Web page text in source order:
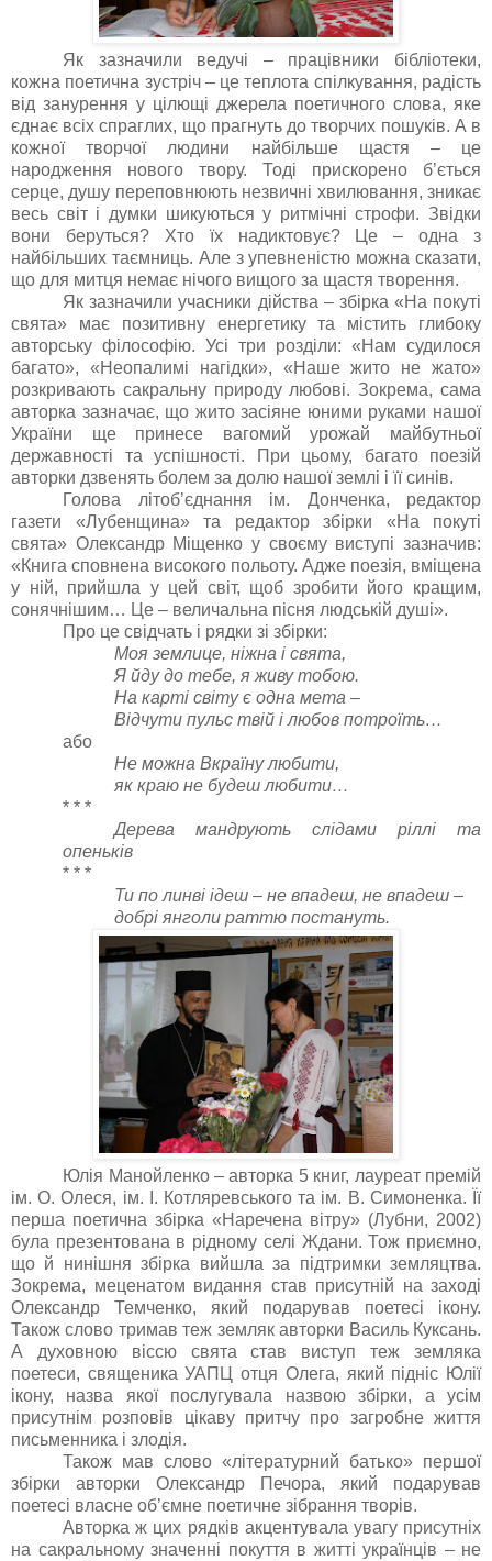
Як зазначили ведучі – працівники бібліотеки,
кожна поетична зустріч – це теплота спілкування, радість
від занурення у цілющі джерела поетичного слова, яке
єднає всіх спраглих, що прагнуть до творчих пошуків. А в
кожної творчої людини найбільше щастя – це
народження нового твору. Тоді прискорено б’ється
серце, душу переповнюють незвичні хвилювання, зникає
весь світ і думки шикуються у ритмічні строфи. Звідки
вони беруться? Хто їх надиктовує? Це – одна з
найбільших таємниць. Але з упевненістю можна сказати,
що для митця немає нічого вищого за щастя творення.
Як зазначили учасники дійства – збірка «На покуті
свята» має позитивну енергетику та містить глибоку
авторську філософію. Усі три розділи: «Нам судилося
багато», «Неопалимі нагідки», «Наше жито не жато»
розкривають сакральну природу любові. Зокрема, сама
авторка зазначає, що жито засіяне юними руками нашої
України ще принесе вагомий урожай майбутньої
державності та успішності. При цьому, багато поезій
авторки дзвенять болем за долю нашої землі і її синів.
Голова літоб’єднання ім. Донченка, редактор
газети «Лубенщина» та редактор збірки «На покуті
свята» Олександр Міщенко у своєму виступі зазначив:
«Книга сповнена високого польоту. Адже поезія, вміщена
у ній, прийшла у цей світ, щоб зробити його кращим,
сонячнішим… Це – величальна пісня людській душі».
Про це свідчать і рядки зі збірки:
Моя землице, ніжна і свята,
Я йду до тебе, я живу тобою.
На карті світу є одна мета –
Відчути пульс твій і любов потроїть…
або
Не можна Вкраїну любити,
як краю не будеш любити…
* * *
Дерева мандрують слідами ріллі та
опеньків
* * *
Ти по линві ідеш – не впадеш, не впадеш –
добрі янголи раттю постануть.
Юлія Манойленко – авторка 5 книг, лауреат премій
ім. О. Олеся, ім. І. Котляревського та ім. В. Симоненка. Її
перша поетична збірка «Наречена вітру» (Лубни, 2002)
була презентована в рідному селі Ждани. Тож приємно,
що й нинішня збірка вийшла за підтримки земляцтва.
Зокрема, меценатом видання став присутній на заході
Олександр Темченко, який подарував поетесі ікону.
Також слово тримав теж земляк авторки Василь Куксань.
А духовною віссю свята став виступ теж земляка
поетеси, священика УАПЦ отця Олега, який підніс Юлії
ікону, назва якої послугувала назвою збірки, а усім
присутнім розповів цікаву притчу про загробне життя
письменника і злодія.
Також мав слово «літературний батько» першої
збірки авторки Олександр Печора, який подарував
поетесі власне об’ємне поетичне зібрання творів.
Авторка ж цих рядків акцентувала увагу присутніх
на сакральному значенні покуття в житті українців – не